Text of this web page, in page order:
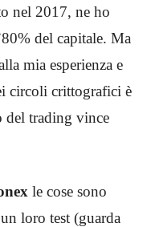
nel 2017, ne ho
del capitale. Ma
mia esperienza e
circoli crittografici è
del trading vince
le cose sono
loro test (guarda